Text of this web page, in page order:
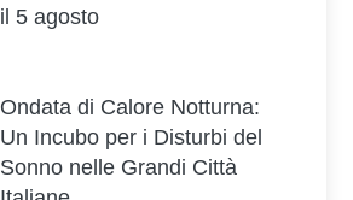
il 5 agosto
Ondata di Calore Notturna:
Un Incubo per i Disturbi del
Sonno nelle Grandi Città